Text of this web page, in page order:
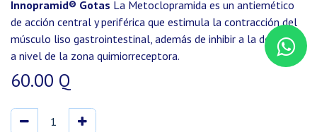
Innopramid® Gotas La Metoclopramida es un antiemético
de acción central y periférica que estimula la contracción del
músculo liso gastrointestinal, además de inhibir a la dopamina
a nivel de la zona quimiorreceptora.
60.00 Q